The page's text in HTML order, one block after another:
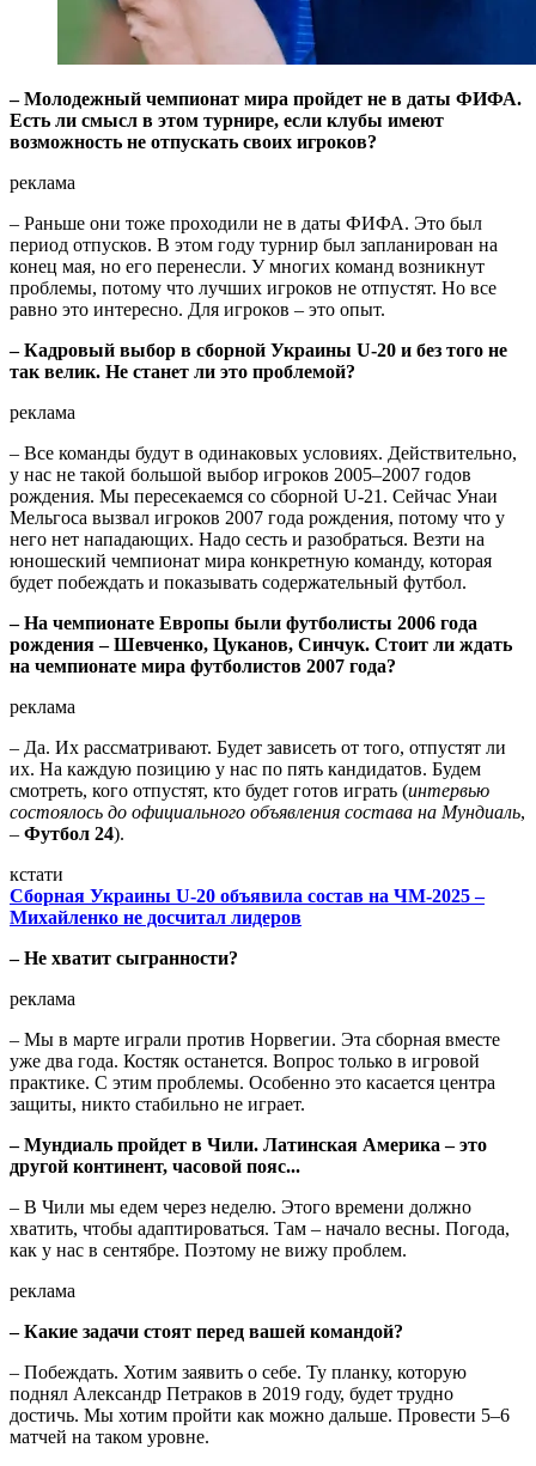
– Молодежный чемпионат мира пройдет не в даты ФИФА.
Есть ли смысл в этом турнире, если клубы имеют
возможность не отпускать своих игроков?
реклама
– Раньше они тоже проходили не в даты ФИФА. Это был
период отпусков. В этом году турнир был запланирован на
конец мая, но его перенесли. У многих команд возникнут
проблемы, потому что лучших игроков не отпустят. Но все
равно это интересно. Для игроков – это опыт.
– Кадровый выбор в сборной Украины U-20 и без того не
так велик. Не станет ли это проблемой?
реклама
– Все команды будут в одинаковых условиях. Действительно,
у нас не такой большой выбор игроков 2005–2007 годов
рождения. Мы пересекаемся со сборной U-21. Сейчас Унаи
Мельгоса вызвал игроков 2007 года рождения, потому что у
него нет нападающих. Надо сесть и разобраться. Везти на
юношеский чемпионат мира конкретную команду, которая
будет побеждать и показывать содержательный футбол.
– На чемпионате Европы были футболисты 2006 года
рождения – Шевченко, Цуканов, Синчук. Стоит ли ждать
на чемпионате мира футболистов 2007 года?
реклама
– Да. Их рассматривают. Будет зависеть от того, отпустят ли
их. На каждую позицию у нас по пять кандидатов. Будем
смотреть, кого отпустят, кто будет готов играть (интервью
состоялось до официального объявления состава на Мундиаль,
– Футбол 24).
кстати
Сборная Украины U-20 объявила состав на ЧМ-2025 –
Михайленко не досчитал лидеров
– Не хватит сыгранности?
реклама
– Мы в марте играли против Норвегии. Эта сборная вместе
уже два года. Костяк останется. Вопрос только в игровой
практике. С этим проблемы. Особенно это касается центра
защиты, никто стабильно не играет.
– Мундиаль пройдет в Чили. Латинская Америка – это
другой континент, часовой пояс...
– В Чили мы едем через неделю. Этого времени должно
хватить, чтобы адаптироваться. Там – начало весны. Погода,
как у нас в сентябре. Поэтому не вижу проблем.
реклама
– Какие задачи стоят перед вашей командой?
– Побеждать. Хотим заявить о себе. Ту планку, которую
поднял Александр Петраков в 2019 году, будет трудно
достичь. Мы хотим пройти как можно дальше. Провести 5–6
матчей на таком уровне.